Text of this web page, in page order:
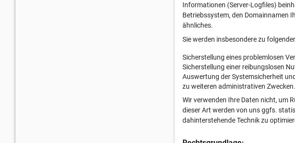
Informationen (Server-Logfiles)
Betriebssystem, den Domainnamen
ähnliches.
Sie werden insbesondere zu
Sicherstellung eines problemlosen
Sicherstellung einer reibungslosen
Auswertung der Systemsicherheit
zu weiteren administrativen Zwecken.
Wir verwenden Ihre Daten nicht, um
dieser Art werden von uns ggfs.
dahinterstehende Technik zu